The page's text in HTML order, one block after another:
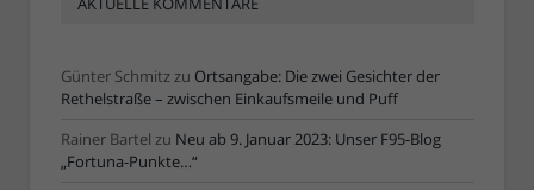
Günter Schmitzzu Ortsangabe: Die zwei Gesichter der
Rethelstraße – zwischen Einkaufsmeile und Puff
Rainer Bartel zu Neu ab 9. Januar 2023: Unser F95-Blog
„Fortuna-Punkte…“